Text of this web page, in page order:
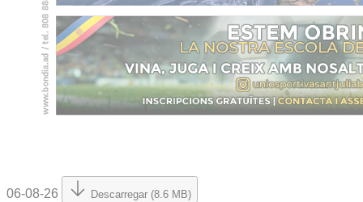
06-08-26 Descarregar (8.6 MB)